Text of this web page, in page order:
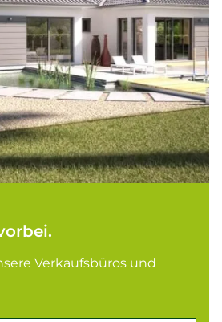
Verkaufsbüros und